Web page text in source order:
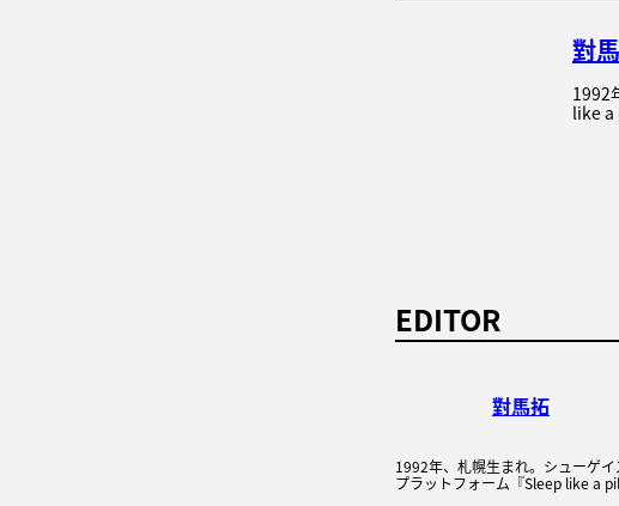
對
1992
like a
EDITOR
對馬拓
1992年、札幌生まれ。シューゲ
プラットフォーム『Sleep like a